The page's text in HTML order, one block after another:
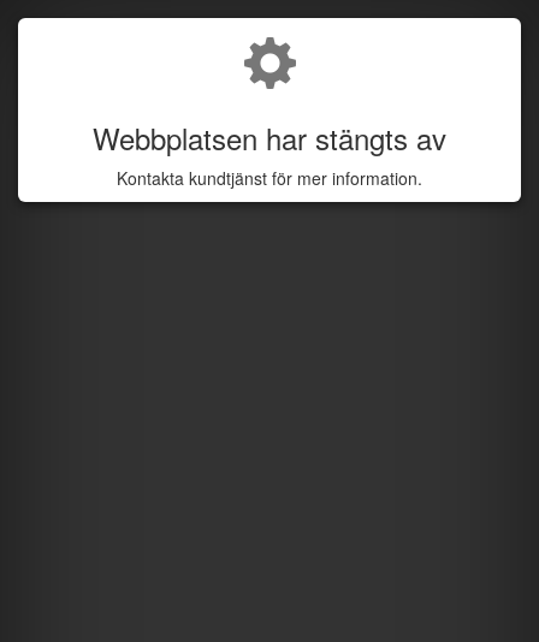
Webbplatsen har stängts av
Kontakta kundtjänst för mer information.